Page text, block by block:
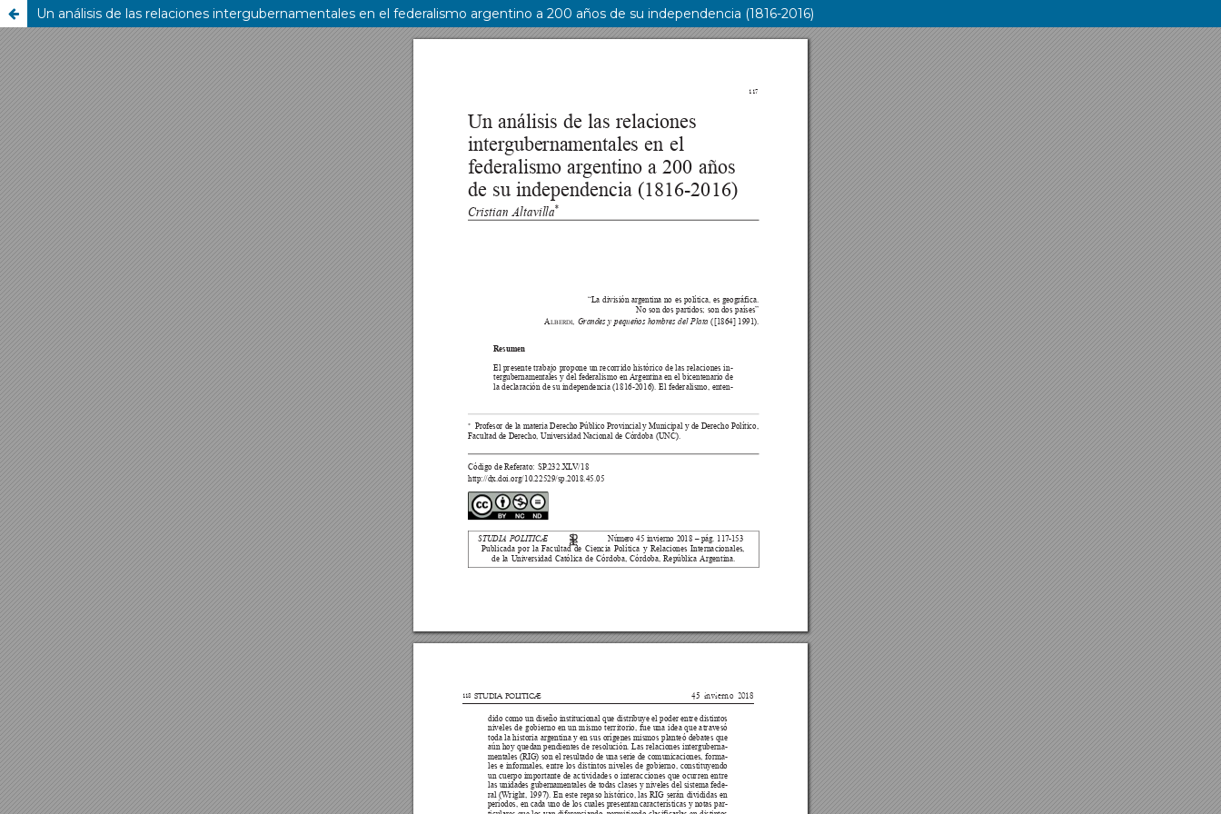
Un análisis de las relaciones intergubernamentales en el federalismo argentino a 200 años de su independencia (1816-2016)